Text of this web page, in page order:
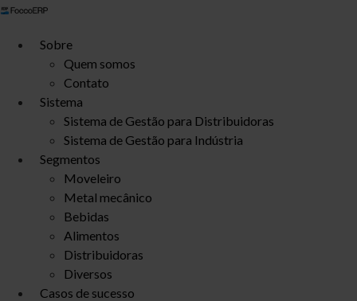
Ir
conteúdo
Sobre
Quem somos
Contato
Sistema
Sistema de Gestão para Distribuidoras
Sistema de Gestão para Indústria
Segmentos
Moveleiro
Metal mecânico
Bebidas
Alimentos
Distribuidoras
Diversos
Casos de sucesso